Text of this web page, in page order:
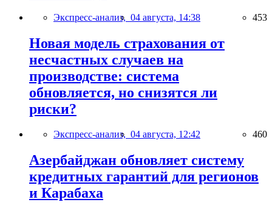
Экспресс-анализ, 04 августа, 14:38 453
Новая модель страхования от
несчастных случаев на
производстве: система
обновляется, но снизятся ли
риски?
Экспресс-анализ, 04 августа, 12:42 460
Азербайджан обновляет систему
кредитных гарантий для регионов
и Карабаха